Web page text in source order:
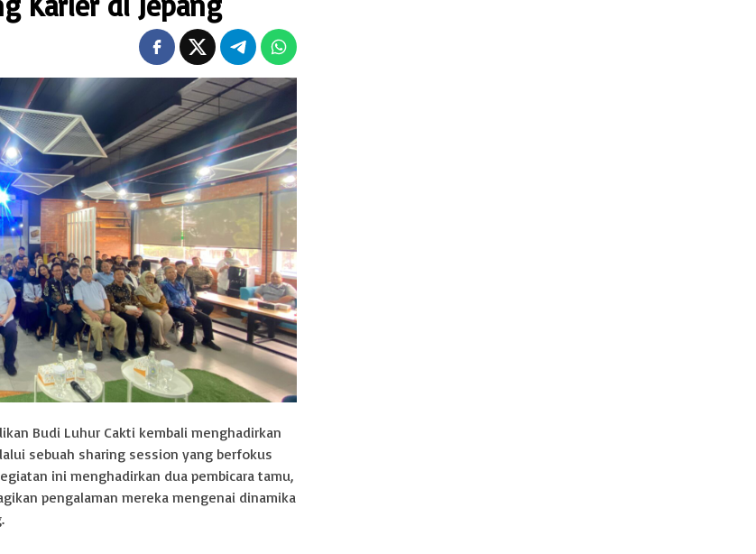
Budi Luhur Cakti kembali menghadirkan
sebuah sharing session yang berfokus
ini menghadirkan dua pembicara tamu,
pengalaman mereka mengenai dinamika